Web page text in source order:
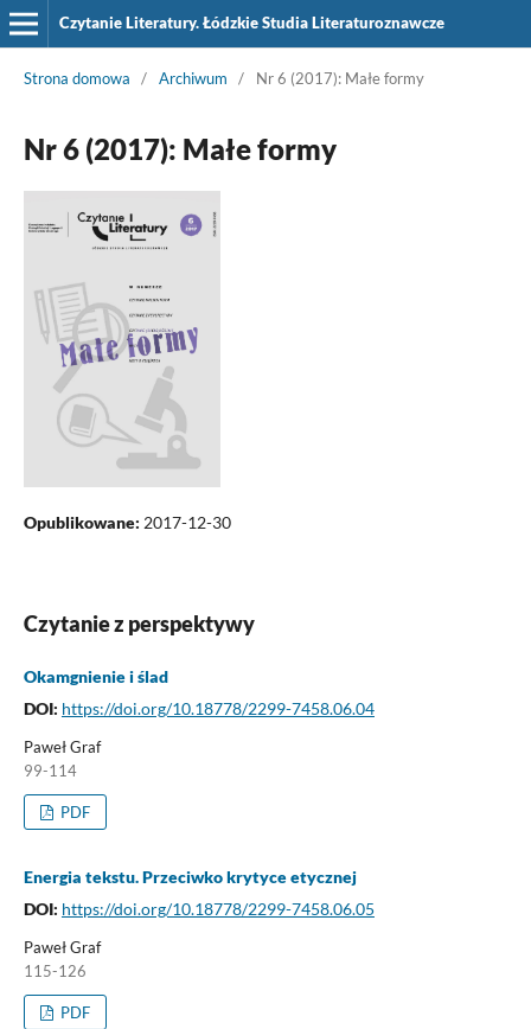
Czytanie Literatury. Łódzkie Studia Literaturoznawcze
Strona domowa / Archiwum / Nr 6 (2017): Małe formy
Nr 6 (2017): Małe formy
Opublikowane: 2017-12-30
Czytanie z perspektywy
Okamgnienie i ślad
DOI: https://doi.org/10.18778/2299-7458.06.04
Paweł Graf
99-114
PDF
Energia tekstu. Przeciwko krytyce etycznej
DOI: https://doi.org/10.18778/2299-7458.06.05
Paweł Graf
115-126
PDF